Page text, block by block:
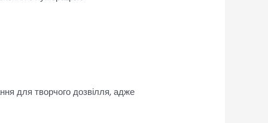
для творчого дозвілля, адже